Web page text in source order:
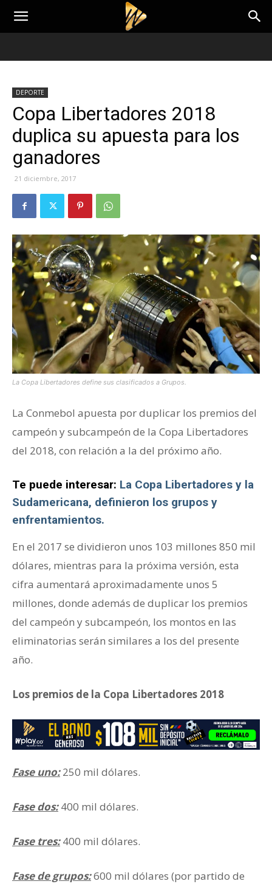
DEPORTE
Copa Libertadores 2018
duplica su apuesta para los
ganadores
21 diciembre, 2017
La Copa Libertadores define sus clasificados a Grupos.
La Conmebol apuesta por duplicar los premios del
campeón y subcampeón de la Copa Libertadores
del 2018, con relación a la del próximo año.
Te puede interesar: La Copa Libertadores y la
Sudamericana, definieron los grupos y
enfrentamientos.
En el 2017 se dividieron unos 103 millones 850 mil
dólares, mientras para la próxima versión, esta
cifra aumentará aproximadamente unos 5
millones, donde además de duplicar los premios
del campeón y subcampeón, los montos en las
eliminatorias serán similares a los del presente
año.
Los premios de la Copa Libertadores 2018
Fase uno:250 mil dólares.
Fase dos:400 mil dólares.
Fase tres:400 mil dólares.
Fase de grupos:600 mil dólares (por partido de